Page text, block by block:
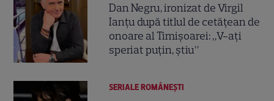
Dan Negru, ironizat de Virgil
Ianțu după titlul de cetățean de
onoare al Timișoarei: „V-ați
speriat puțin, știu”
SERIALE ROMÂNEŞTI